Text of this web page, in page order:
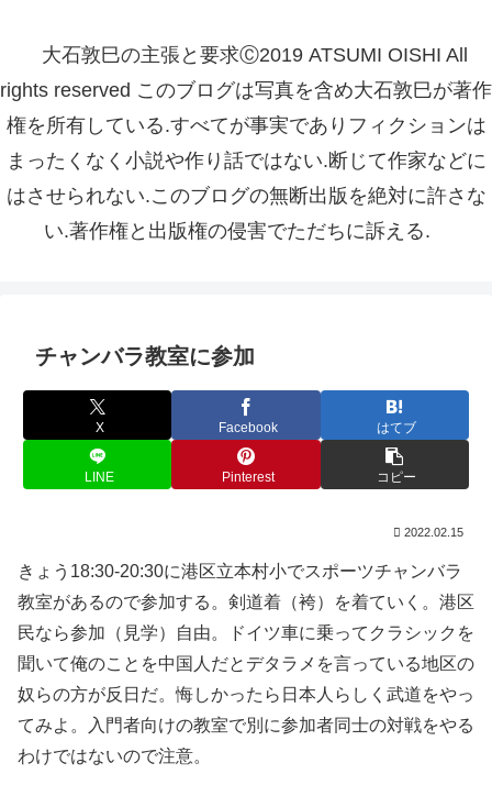
大石敦巳の主張と要求Ⓒ2019 ATSUMI OISHI All
rights reserved このブログは写真を含め大石敦巳が著作
権を所有している.すべてが事実でありフィクションは
まったくなく小説や作り話ではない.断じて作家などに
はさせられない.このブログの無断出版を絶対に許さな
い.著作権と出版権の侵害でただちに訴える.
チャンバラ教室に参加
X Facebook はてブ
LINE Pinterest コピー
2022.02.15
きょう18:30-20:30に港区立本村小でスポーツチャンバラ
教室があるので参加する。剣道着（袴）を着ていく。港区
民なら参加（見学）自由。ドイツ車に乗ってクラシックを
聞いて俺のことを中国人だとデタラメを言っている地区の
奴らの方が反日だ。悔しかったら日本人らしく武道をやっ
てみよ。入門者向けの教室で別に参加者同士の対戦をやる
わけではないので注意。